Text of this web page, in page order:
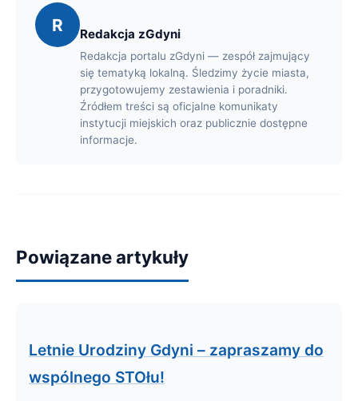
R Redakcja zGdyni
Redakcja portalu zGdyni — zespół zajmujący
się tematyką lokalną. Śledzimy życie miasta,
przygotowujemy zestawienia i poradniki.
Źródłem treści są oficjalne komunikaty
instytucji miejskich oraz publicznie dostępne
informacje.
Powiązane artykuły
Letnie Urodziny Gdyni – zapraszamy do
wspólnego STOłu!